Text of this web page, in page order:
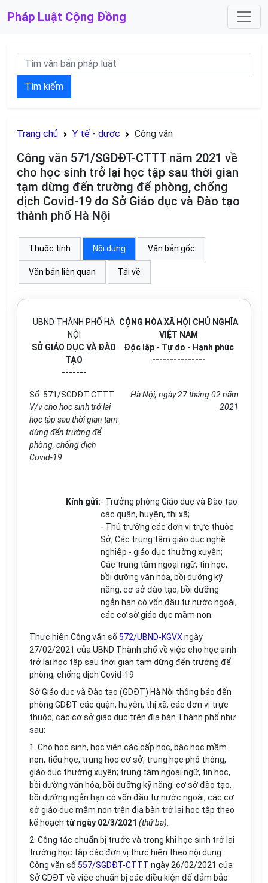
Pháp Luật Cộng Đồng
Tìm kiếm
Trang chủ Y tế - dược Công văn
Công văn 571/SGDĐT-CTTT năm 2021 về
cho học sinh trở lại học tập sau thời gian
tạm dừng đến trường để phòng, chống
dịch Covid-19 do Sở Giáo dục và Đào tạo
thành phố Hà Nội
Thuộc tính Nội dung Văn bản gốc
Văn bản liên quan Tải về
UBND THÀNH PHỐ HÀ
NỘI
SỞ GIÁO DỤC VÀ ĐÀO
TẠO
-------
CỘNG HÒA XÃ HỘI CHỦ NGHĨA
VIỆT NAM
Độc lập - Tự do - Hạnh phúc
---------------
Số: 571/SGDĐT-CTTT
V/v cho học sinh trở lại
học tập sau thời gian tạm
dừng đến trường để
phòng, chống dịch
Covid-19
Hà Nội, ngày27tháng02năm
2021
Kính gửi:- Trưởng phòng Giáo dục và Đào tạo
các quận, huyện, thị xã;
- Thủ trưởng các đơn vị trực thuộc
Sở; Các trung tâm giáo dục nghề
nghiệp - giáo dục thường xuyên;
Các trung tâm ngoại ngữ, tin học,
bồi dưỡng văn hóa, bồi dưỡng kỹ
năng, cơ sởđào tạo, bồi dưỡng
ngắn hạn có vốn đầu tư nước ngoài,
các cơ sởgiáo dục mầm non.
Thực hiện Công văn số 572/UBND-KGVX ngày
27/02/2021 của UBND Thành phố về việc cho học sinh
trở lại học tập sau thời gian tạm dừng đến trường để
phòng, chống dịch Covid-19
SởGiáo dục và Đào tạo (GDĐT) Hà Nội thông báo đến
phòng GDĐT các quận, huyện, thị xã; các đơn vị trực
thuộc; các cơ sở giáo dục trên địa bàn Thành phố như
sau:
1. Cho học sinh, học viên các cấp học, bậc học mầm
non, tiểu học, trung học cơ sở, trung học phổ thông,
giáo dục thường xuyên; trung tâm ngoại ngữ, tin học,
bồi dưỡng văn hóa, bồi dưỡng kỹ năng; cơ sở đào tạo,
bồi dưỡng ngắn hạn có vốn đầu tư nước ngoài; các cơ
sở giáo dục mầm non trên địa bàn trở lại học tập theo
kế hoạch từ ngày 02/3/2021 (thứ ba).
2. Công tác chuẩn bị trước và trong khi học sinh trở lại
trường học tập các đơn vị thực hiện theo nội dung
Công văn số 557/SGDĐT-CTTT ngày 26/02/2021 của
Sở GDĐT về việc chuẩn bị các điều kiện đểđảm bảo